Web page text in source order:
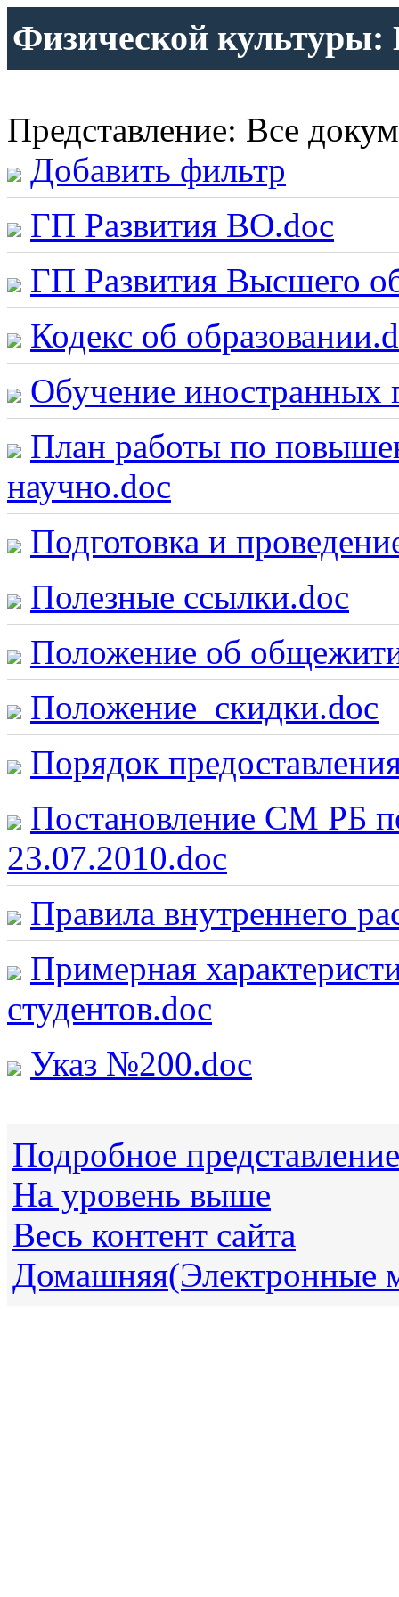
Физической
Представление: Все
Добавить фильтр
ГП Развития ВО.doc
ГП Развития Высшего
Кодекс об
Обучение иностранных
План работы по
научно.doc
Подготовка и
Полезные ссылки.doc
Положение об
Положение_скидки.doc
Порядок
Постановление СМ РБ
23.07.2010.doc
Правила внутреннего
Примерная
студентов.doc
Указ №200.doc
Подробное представление
На уровень выше
Весь контент сайта
Домашняя(Электронные